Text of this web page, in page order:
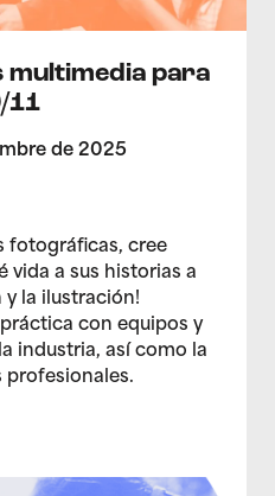
multimedia para
11
de 2025
fotográficas, cree
vida a sus historias a
y la ilustración!
con equipos y
industria, así como la
profesionales.
de la lente de los